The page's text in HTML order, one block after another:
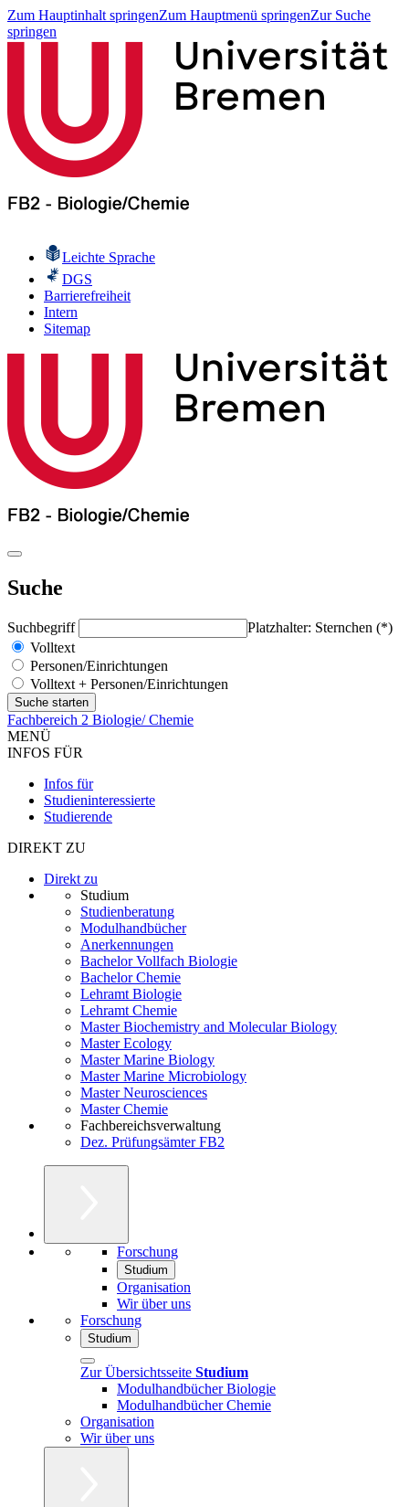
Zum Hauptinhalt springenZum Hauptmenü springenZur Suche
springen
Leichte Sprache
DGS
Barrierefreiheit
Intern
Sitemap
Suche
Suchbegriff
Platzhalter: Sternchen (*)
Volltext
Personen/Einrichtungen
Volltext + Personen/Einrichtungen
Fachbereich 2 Biologie/ Chemie
MENÜ
INFOS FÜR
Infos für
Studieninteressierte
Studierende
DIREKT ZU
Direkt zu
Studium
Studienberatung
Modulhandbücher
Anerkennungen
Bachelor Vollfach Biologie
Bachelor Chemie
Lehramt Biologie
Lehramt Chemie
Master Biochemistry and Molecular Biology
Master Ecology
Master Marine Biology
Master Marine Microbiology
Master Neurosciences
Master Chemie
Fachbereichsverwaltung
Dez. Prüfungsämter FB2
Forschung
Studium
Organisation
Wir über uns
Forschung
Studium
Zur Übersichtsseite Studium
Modulhandbücher Biologie
Modulhandbücher Chemie
Organisation
Wir über uns